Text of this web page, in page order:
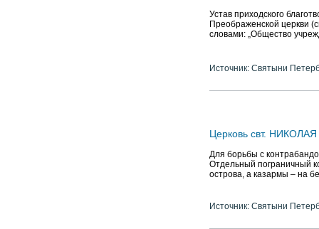
Устав приходского
Преображенской
словами: „Общество
Источник: Святыни
Церковь свт.
Для борьбы с
Отдельный пограничный
острова, а казармы – на
Источник: Святыни